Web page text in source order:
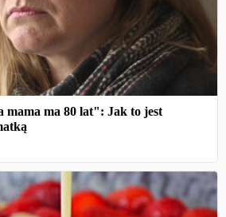
mama ma 80 lat": Jak to jest